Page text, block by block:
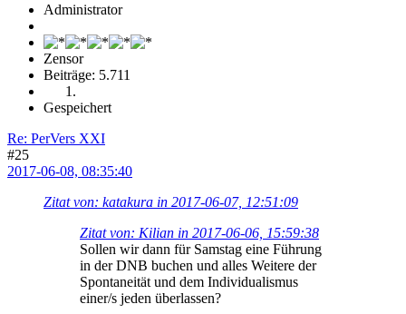
Administrator
Zensor
Beiträge: 5.711
Gespeichert
Re: PerVers XXI
#25
2017-06-08, 08:35:40
Zitat von: katakura in 2017-06-07, 12:51:09
Zitat von: Kilian in 2017-06-06, 15:59:38
Sollen wir dann für Samstag eine Führung
in der DNB buchen und alles Weitere der
Spontaneität und dem Individualismus
einer/s jeden überlassen?